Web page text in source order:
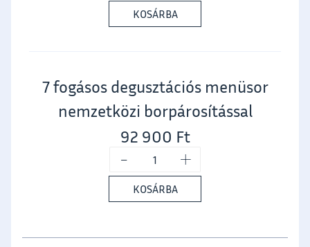
KOSÁRBA
7 fogásos degusztációs menüsor
nemzetközi borpárosítással
92 900 Ft
- +
KOSÁRBA